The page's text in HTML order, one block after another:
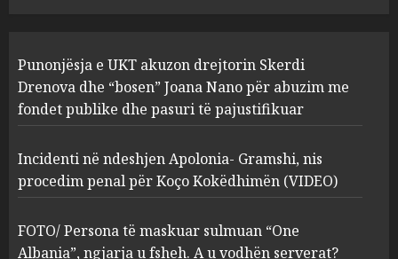
2
Apolonia- Gramshi, nis
procedim penal për Koço
Kokëdhimën (VIDEO)
MARCH 27, 2025
FOTO/ Persona të maskuar
sulmuan “One Albania”,
ngjarja u fsheh. A u vodhën
serverat?
Punonjësja e UKT akuzon drejtorin Skerdi
Drenova dhe “bosen” Joana Nano për abuzim me
fondet publike dhe pasuri të pajustifikuar
Incidenti në ndeshjen Apolonia- Gramshi, nis
procedim penal për Koço Kokëdhimën (VIDEO)
FOTO/ Persona të maskuar sulmuan “One
Albania”, ngjarja u fsheh. A u vodhën serverat?